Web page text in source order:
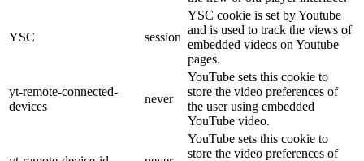
YSC session
YSC cookie is set by Youtube
and is used to track the views of
embedded videos on Youtube
pages.
yt-remote-connected-
devices
never
YouTube sets this cookie to
store the video preferences of
the user using embedded
YouTube video.
YouTube sets this cookie to
store the video preferences of